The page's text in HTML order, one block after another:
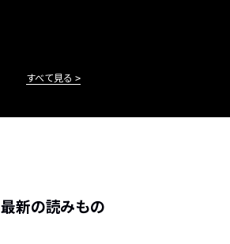
すべて見る
最新の読みもの